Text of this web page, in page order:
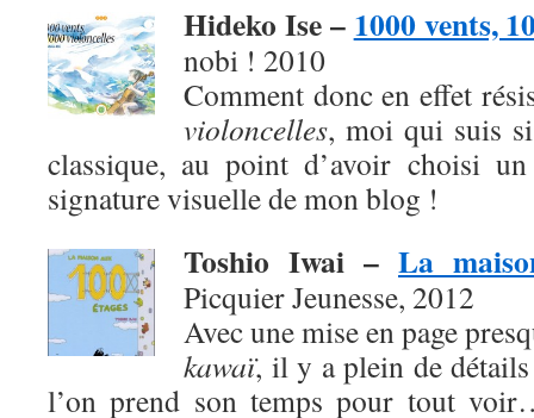
Hideko Ise – 1000 vents,
nobi ! 2010
Comment donc en effet
violoncelles, moi qui suis
classique, au point d’avoir choisi
signature visuelle de mon blog !
Toshio Iwai – La
Picquier Jeunesse, 2012
Avec une mise en page
kawaï, il y a plein de
l’on prend son temps pour tout